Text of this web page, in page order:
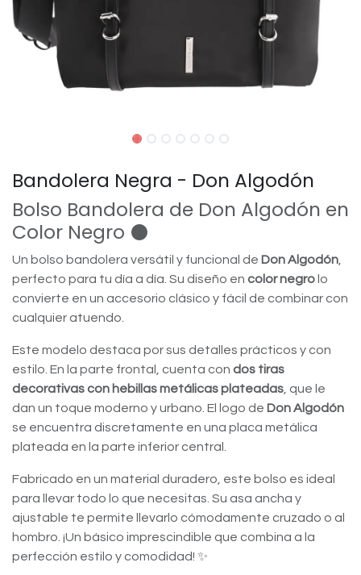
Bandolera Negra - Don Algodón
Bolso Bandolera de Don Algodón en
Color Negro ⚫️
Un bolso bandolera versátil y funcional de Don Algodón
perfecto para tu día a día. Su diseño en color negro lo
convierte en un accesorio clásico y fácil de combinar con
cualquier atuendo.
Este modelo destaca por sus detalles prácticos y con
estilo. En la parte frontal, cuenta con dos tiras
decorativas con hebillas metálicas plateadas , que le
dan un toque moderno y urbano. El logo de Don Algodón
se encuentra discretamente en una placa metálica
plateada en la parte inferior central.
Fabricado en un material duradero, este bolso es ideal
para llevar todo lo que necesitas. Su asa ancha y
ajustable te permite llevarlo cómodamente cruzado o al
hombro. ¡Un básico imprescindible que combina a la
perfección estilo y comodidad! ✨